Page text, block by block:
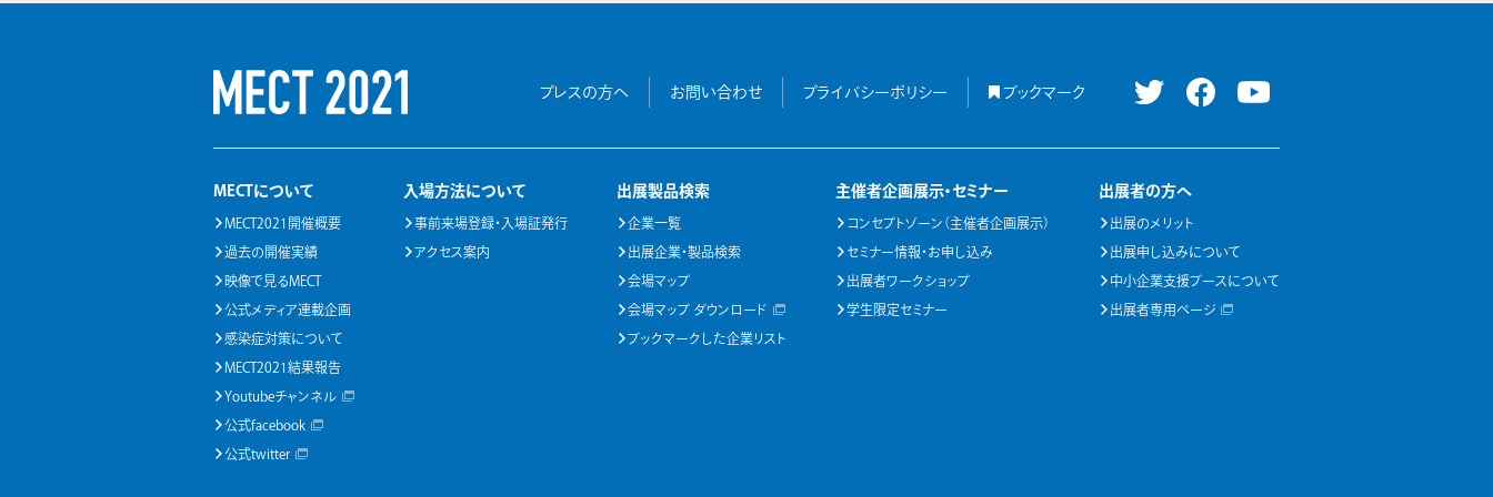
プレスの方へ お問い合わせ プライバシーポリシー ブックマーク
MECTについて
MECT2021開催概要
過去の開催実績
映像で見るMECT
公式メディア連載企画
感染症対策について
MECT2021結果報告
Youtubeチャンネル
公式facebook
公式twitter
入場方法について
事前来場登録・入場証発行
アクセス案内
出展製品検索
企業一覧
出展企業・製品検索
会場マップ
会場マップ ダウンロード
ブックマークした企業リスト
主催者企画展示・セミナー
コンセプトゾーン（主催者企画展示）
セミナー情報・お申し込み
出展者ワークショップ
学生限定セミナー
出展者の方へ
出展のメリット
出展申し込みについて
中小企業支援ブースについて
出展者専用ページ